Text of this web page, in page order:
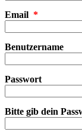
Email *
Benutzername
Passwort
Bitte gib dein